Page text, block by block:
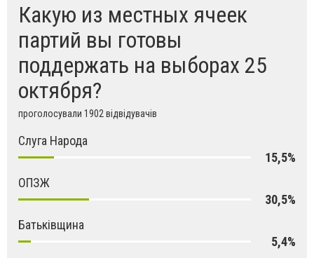
Какую из местных ячеек
партий вы готовы
поддержать на выборах 25
октября?
проголосували 1902 відвідувачів
Слуга Народа
15,5%
ОПЗЖ
30,5%
Батьківщина
5,4%